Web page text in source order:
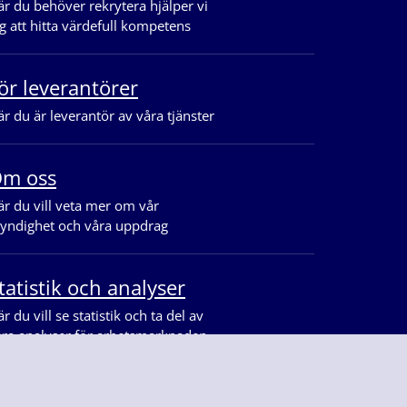
du behöver rekrytera hjälper vi
att hitta värdefull kompetens
leverantörer
du är leverantör av våra tjänster
oss
du vill veta mer om vår
och våra uppdrag
och analyser
du vill se statistik och ta del av
analyser för arbetsmarknaden